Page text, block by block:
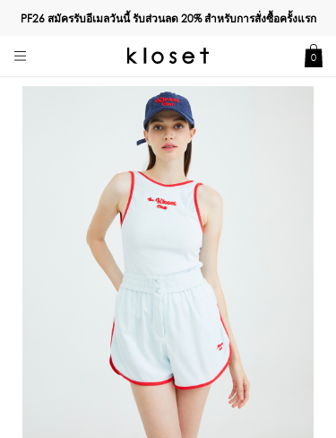
PF26 สมัครรับอีเมลวันนี้ รับส่วนลด20%สำหรับการสั่งซื้อครั้งแรก
0